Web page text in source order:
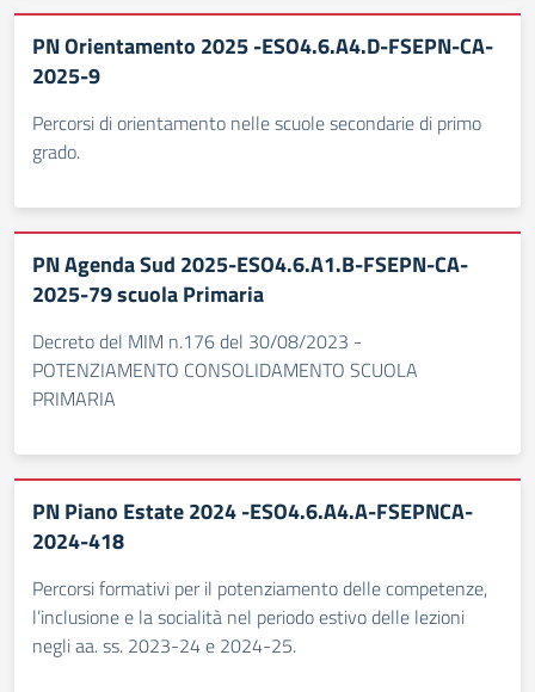
PN Orientamento 2025 -ESO4.6.A4.D-FSEPN-CA-
2025-9
Percorsi di orientamento nelle scuole secondarie di primo
grado.
PN Agenda Sud 2025-ESO4.6.A1.B-FSEPN-CA-
2025-79 scuola Primaria
Decreto del MIM n.176 del 30/08/2023 -
POTENZIAMENTO CONSOLIDAMENTO SCUOLA
PRIMARIA
PN Piano Estate 2024 -ESO4.6.A4.A-FSEPNCA-
2024-418
Percorsi formativi per il potenziamento delle competenze,
l’inclusione e la socialità nel periodo estivo delle lezioni
negli aa. ss. 2023-24 e 2024-25.